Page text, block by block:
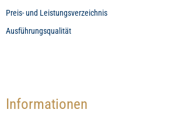
Preis- und Leistungsverzeichnis
Ausführungsqualität
Informationen